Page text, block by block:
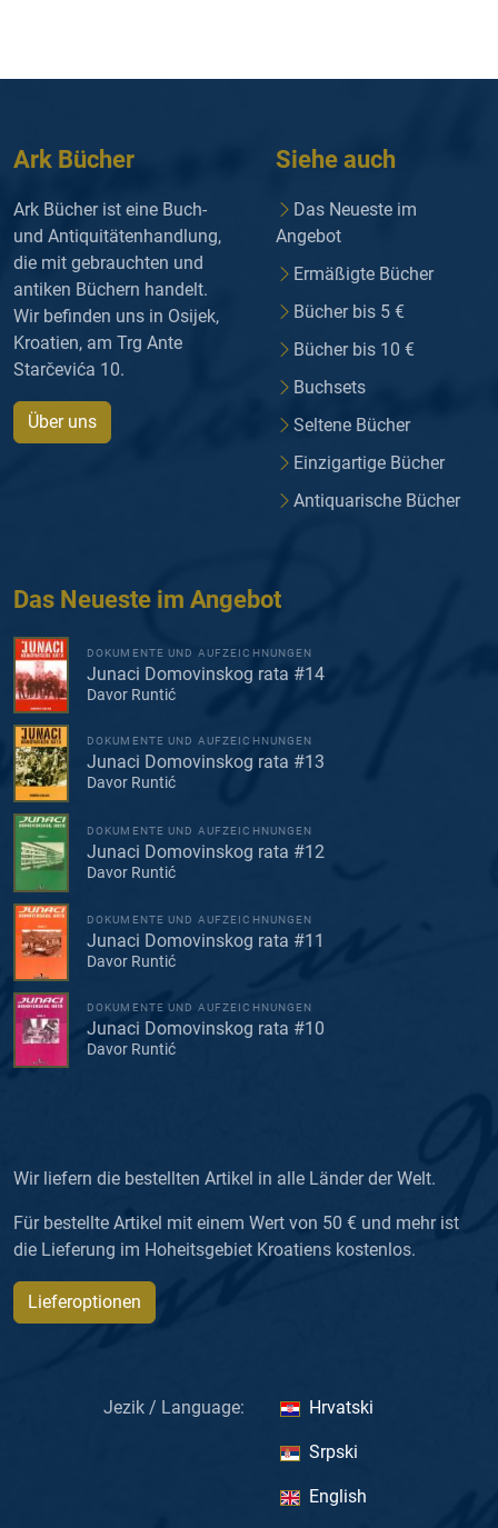
Ark Bücher
Ark Bücher ist eine Buch-
und Antiquitätenhandlung,
die mit gebrauchten und
antiken Büchern handelt.
Wir befinden uns in Osijek,
Kroatien, am Trg Ante
Starčevića 10.
Über uns
Siehe auch
Das Neueste im
Angebot
Ermäßigte Bücher
Bücher bis 5 €
Bücher bis 10 €
Buchsets
Seltene Bücher
Einzigartige Bücher
Antiquarische Bücher
Das Neueste im Angebot
DOKUMENTE UND AUFZEICHNUNGEN
Junaci Domovinskog rata #14
Davor Runtić
DOKUMENTE UND AUFZEICHNUNGEN
Junaci Domovinskog rata #13
Davor Runtić
DOKUMENTE UND AUFZEICHNUNGEN
Junaci Domovinskog rata #12
Davor Runtić
DOKUMENTE UND AUFZEICHNUNGEN
Junaci Domovinskog rata #11
Davor Runtić
DOKUMENTE UND AUFZEICHNUNGEN
Junaci Domovinskog rata #10
Davor Runtić
Wir liefern die bestellten Artikel in alle Länder der Welt.
Für bestellte Artikel mit einem Wert von 50 € und mehr ist
die Lieferung im Hoheitsgebiet Kroatiens kostenlos.
Lieferoptionen
Jezik / Language: Hrvatski
Srpski
English